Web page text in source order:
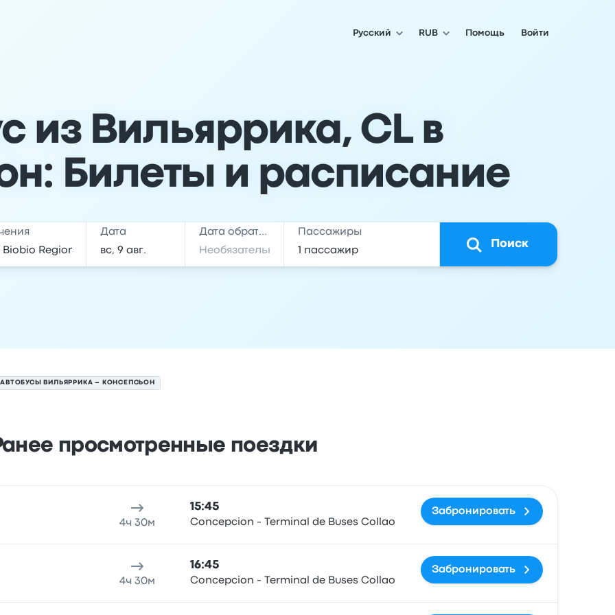
Русский RUB Помощь Войти
из Вильяррика, CL в
Билеты и расписание
Дата Дата обратной поездки Пассажиры
Поиск
АВТОБУСЫ ВИЛЬЯРРИКА – КОНСЕПСЬОН
просмотренные поездки
4ч 30м
15:45
Concepcion - Terminal de Buses Collao
Забронировать
4ч 30м
16:45
Concepcion - Terminal de Buses Collao
Забронировать